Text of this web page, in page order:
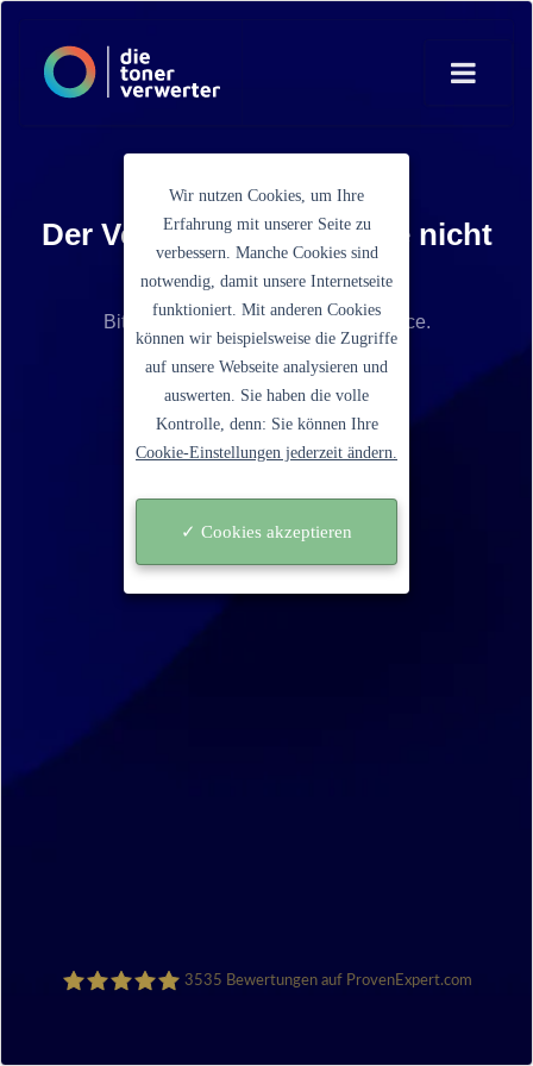
Der Verkaufspreis konnte nicht
ermittelt werden
Bitte kontaktieren Sie unseren Service.
Ein Schritt zurück gehen
3535 Bewertungen auf ProvenExpert.com
Wir nutzen Cookies, um Ihre
Erfahrung mit unserer Seite zu
verbessern. Manche Cookies sind
notwendig, damit unsere Internetseite
funktioniert. Mit anderen Cookies
können wir beispielsweise die Zugriffe
auf unsere Webseite analysieren und
auswerten. Sie haben die volle
Kontrolle, denn: Sie können Ihre
Cookie-Einstellungen jederzeit ändern.
✓ Cookies akzeptieren